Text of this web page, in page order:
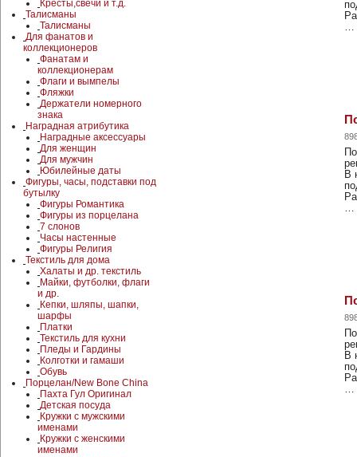
Кресты,свечи и т.д.
Талисманы
Талисманы
Для фанатов и
коллекционеров
Фанатам и
коллекционерам
Флаги и вымпелы
Фляжки
Держатели номерного
знака
Наградная атрибутика
Наградные аксессуары
Для женщин
Для мужчин
Юбилейные даты
Фигуры, часы, подставки под
бутылку
Фигуры Романтика
Фигуры из порцелана
7 слонов
Часы настенные
Фигуры Религия
Текстиль для дома
Халаты и др. текстиль
Майки, футболки, флаги
и др.
Кепки, шляпы, шапки,
шарфы
Платки
Текстиль для кухни
Пледы и Гардины
Колготки и гамаши
Обувь
Порцелан/New Bone China
Пахта Гул Оригинал
Детская посуда
Кружки с мужскими
именами
Кружки с женскими
именами
…
В
…
В
…